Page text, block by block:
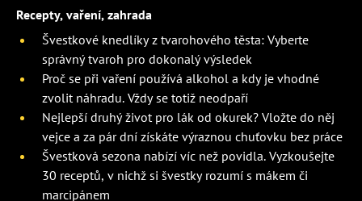
Recepty, vaření, zahrada
Švestkové knedlíky z tvarohového těsta: Vyberte
správný tvaroh pro dokonalý výsledek
Proč se při vaření používá alkohol a kdy je vhodné
zvolit náhradu. Vždy se totiž neodpaří
Nejlepší druhý život pro lák od okurek? Vložte do něj
vejce a za pár dní získáte výraznou chuťovku bez práce
Švestková sezona nabízí víc než povidla. Vyzkoušejte
30 receptů, v nichž si švestky rozumí s mákem či
marcipánem